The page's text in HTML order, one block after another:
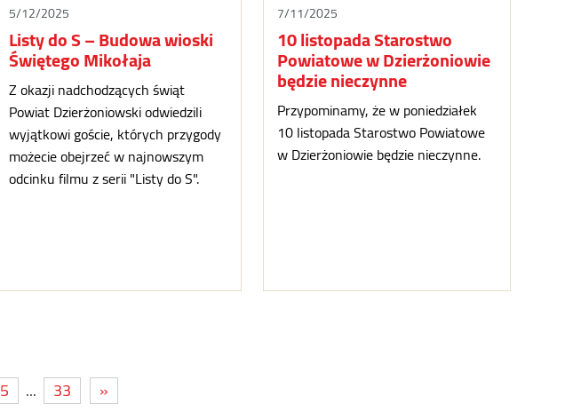
5/12/2025
Listy do S – Budowa wioski
Świętego Mikołaja
Z okazji nadchodzących świąt
Powiat Dzierżoniowski odwiedzili
wyjątkowi goście, których przygody
możecie obejrzeć w najnowszym
odcinku filmu z serii "Listy do S".
7/11/2025
10 listopada Starostwo
Powiatowe w Dzierżoniowie
będzie nieczynne
Przypominamy, że w poniedziałek
10 listopada Starostwo Powiatowe
w Dzierżoniowie będzie nieczynne.
5 ... 33 »